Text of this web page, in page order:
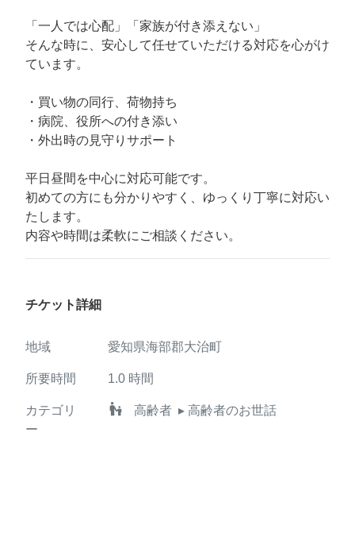
「一人では心配」「家族が付き添えない」
そんな時に、安心して任せていただける対応を心がけ
ています。
・買い物の同行、荷物持ち
・病院、役所への付き添い
・外出時の見守りサポート
平日昼間を中心に対応可能です。
初めての方にも分かりやすく、ゆっくり丁寧に対応い
たします。
内容や時間は柔軟にご相談ください。
チケット詳細
地域 愛知県海部郡大治町
所要時間 1.0 時間
カテゴリ
ー
escalator_warning 高齢者 ▸ 高齢者のお世話